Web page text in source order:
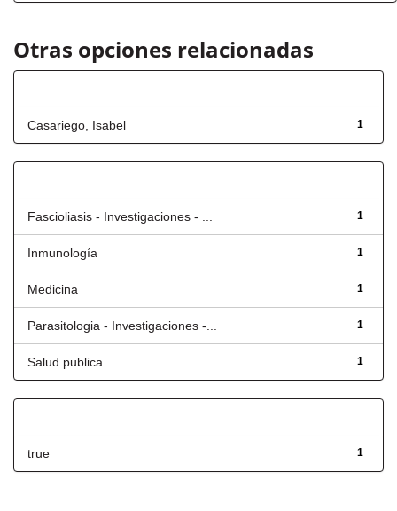
Otras opciones relacionadas
1
Casariego, Isabel
1
Fascioliasis - Investigaciones - ...
1
Inmunología
1
Medicina
1
Parasitologia - Investigaciones -...
1
Salud publica
1
true